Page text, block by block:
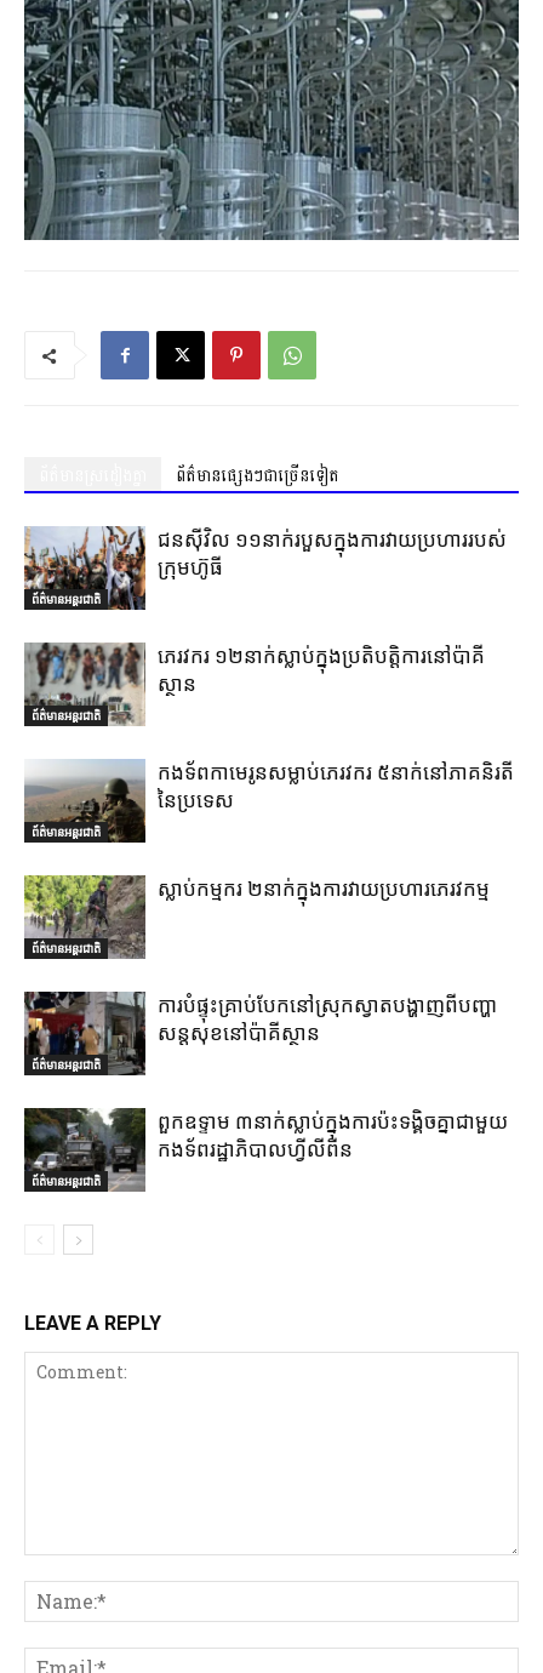
ព័ត៌មានផ្សេងៗជាច្រើនទៀត
ព័ត៌មានអន្តរជាតិ
ជនស៊ីវិល ១១នាក់របួសក្នុងការវាយប្រហាររបស់
ក្រុមហ៊ូធី
ព័ត៌មានអន្តរជាតិ
ភេរវករ ១២នាក់ស្លាប់ក្នុងប្រតិបត្តិការនៅប៉ាគី
ស្ថាន
ព័ត៌មានអន្តរជាតិ
កងទ័ពកាមេរូនសម្លាប់ភេរវករ ៥នាក់នៅភាគនិរតី
នៃប្រទេស
ព័ត៌មានអន្តរជាតិ
ស្លាប់កម្មករ ២នាក់ក្នុងការវាយប្រហារភេរវកម្ម
ព័ត៌មានអន្តរជាតិ
ការបំផ្ទុះគ្រាប់បែកនៅស្រុកស្វាតបង្ហាញពីបញ្ហា
សន្តសុខនៅប៉ាគីស្ថាន
ព័ត៌មានអន្តរជាតិ
ពួកឧទ្ទាម ៣នាក់ស្លាប់ក្នុងការប៉ះទង្គិចគ្នាជាមួយ
កងទ័ពរដ្ឋាភិបាលហ្វីលីពីន
LEAVE A REPLY